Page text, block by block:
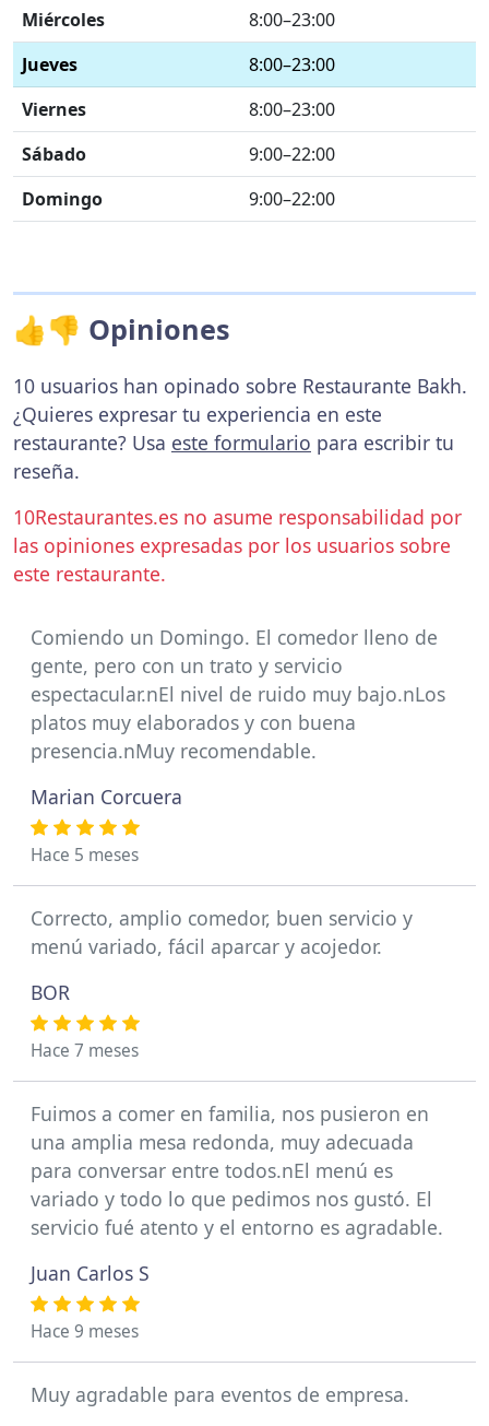
Miércoles
8:00–23:00
Jueves
8:00–23:00
Viernes
8:00–23:00
Sábado
9:00–22:00
Domingo
9:00–22:00
👍👎 Opiniones
10 usuarios han opinado sobre Restaurante Bakh.
¿Quieres expresar tu experiencia en este
restaurante? Usa este formulario para escribir tu
reseña.
10Restaurantes.es no asume responsabilidad por
las opiniones expresadas por los usuarios sobre
este restaurante.
Comiendo un Domingo. El comedor lleno de
gente, pero con un trato y servicio
espectacular.nEl nivel de ruido muy bajo.nLos
platos muy elaborados y con buena
presencia.nMuy recomendable.
Marian Corcuera
Hace 5 meses
Correcto, amplio comedor, buen servicio y
menú variado, fácil aparcar y acojedor.
BOR
Hace 7 meses
Fuimos a comer en familia, nos pusieron en
una amplia mesa redonda, muy adecuada
para conversar entre todos.nEl menú es
variado y todo lo que pedimos nos gustó. El
servicio fué atento y el entorno es agradable.
Juan Carlos S
Hace 9 meses
Muy agradable para eventos de empresa.